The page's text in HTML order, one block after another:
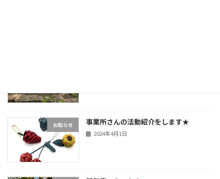
お知らせ 事業所さんの活動紹介をします★
2024年4月1日